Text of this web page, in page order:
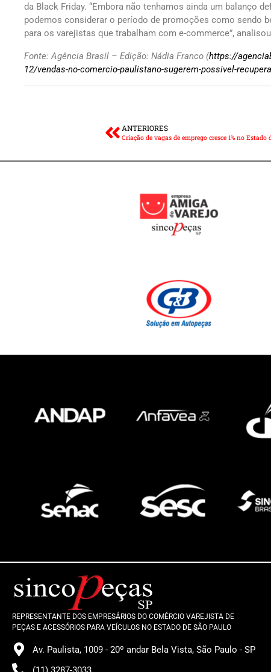
da Black Friday. “Embora não tenhamos ainda um balanço
podemos considerar o período de promoções como sendo
para os varejistas que trabalham com e-commerce”,
Fonte: Agência Brasil – Edição: Nádia Franco (https://
12/vendas-no-comercio-paulistano-sugerem-possivel-
ANTERIORES
Criação de vagas de emprego cresce 1% no Estado
REPRESENTANTE DOS EMPRESÁRIOS DO COMÉRCIO VAREJISTA DE
PEÇAS E ACESSÓRIOS PARA VEÍCULOS NO ESTADO DE SÃO PAULO
Av. Paulista, 1009 - 20º andar Bela Vista, São Paulo - SP